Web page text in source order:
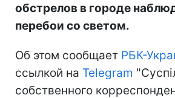
обстрелов в городе
перебои со светом.
Об этом сообщает РБК-
ссылкой на Telegram
собственного